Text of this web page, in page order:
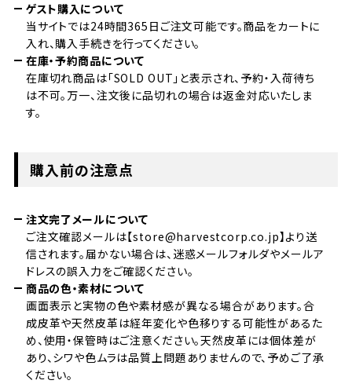
ゲスト購入について
当サイトでは24時間365日ご注文可能です。商品をカートに
入れ、購入手続きを行ってください。
在庫・予約商品について
在庫切れ商品は「SOLD OUT」と表示され、予約・入荷待ち
は不可。万一、注文後に品切れの場合は返金対応いたしま
す。
購入前の注意点
注文完了メールについて
ご注文確認メールは【store@harvestcorp.co.jp】より送
信されます。届かない場合は、迷惑メールフォルダやメールア
ドレスの誤入力をご確認ください。
商品の色・素材について
画面表示と実物の色や素材感が異なる場合があります。合
成皮革や天然皮革は経年変化や色移りする可能性があるた
め、使用・保管時はご注意ください。天然皮革には個体差が
あり、シワや色ムラは品質上問題ありませんので、予めご了承
ください。